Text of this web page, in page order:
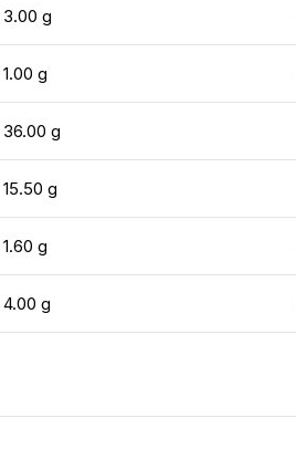
3.00 g
1.00 g
36.00 g
15.50 g
1.60 g
4.00 g